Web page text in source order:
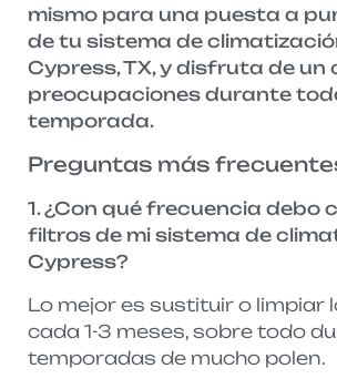
mismo para una puesta a
de tu sistema de
Cypress, TX, y disfruta de un
preocupaciones durante
temporada.
Preguntas más
1. ¿Con qué frecuencia debo
filtros de mi sistema de
Cypress?
Lo mejor es sustituir o limpiar
cada 1-3 meses, sobre todo
temporadas de mucho polen.